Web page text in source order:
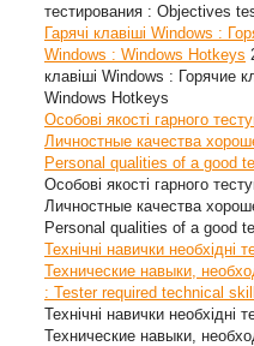
тестирования : Objectives
Гарячі клавіші Windows :
Windows : Windows Hotkeys
клавіші Windows : Горячие
Windows Hotkeys
Особові якості гарного
Личностные качества
Personal qualities of a good
Особові якості гарного
Личностные качества
Personal qualities of a good
Технічні навички необхідні
Технические навыки,
: Tester required technical
Технічні навички необхідні
Технические навыки,